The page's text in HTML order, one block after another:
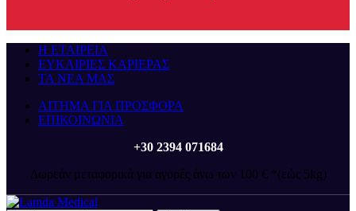
Η ΕΤΑΙΡΕΙΑ
ΕΥΚΑΙΡΙΕΣ ΚΑΡΙΕΡΑΣ
ΤΑ ΝΕΑ ΜΑΣ
ΑΙΤΗΜΑ ΓΙΑ ΠΡΟΣΦΟΡΑ
ΕΠΙΚΟΙΝΩΝΙΑ
+30 2394 071684
Δωρεάν μεταφορικά για αγορές άνω των 100 € *(εώς 5kg)